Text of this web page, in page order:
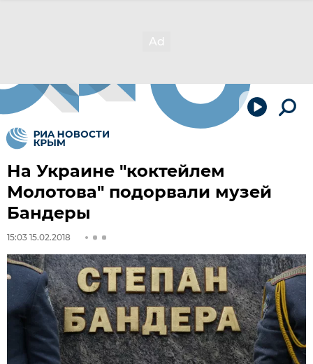
На Украине "коктейлем
Молотова" подорвали музей
Бандеры
15:03 15.02.2018